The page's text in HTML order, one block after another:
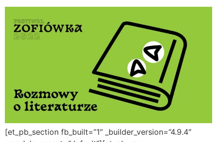
[et_pb_section fb_built=”1″ _builder_version=”4.9.4″